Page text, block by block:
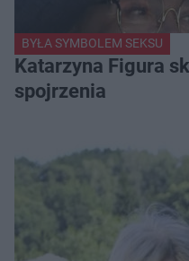
BYŁA SYMBOLEM SEKSU
Katarzyna Figura
spojrzenia